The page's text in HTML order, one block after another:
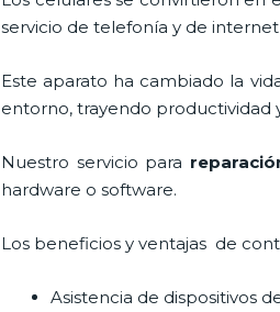
servicio de telefonía y de
Este aparato ha cambiado la
entorno, trayendo productividad
Nuestro servicio para
hardware o software.
Los beneficios y ventajas de
Asistencia de dispositivos